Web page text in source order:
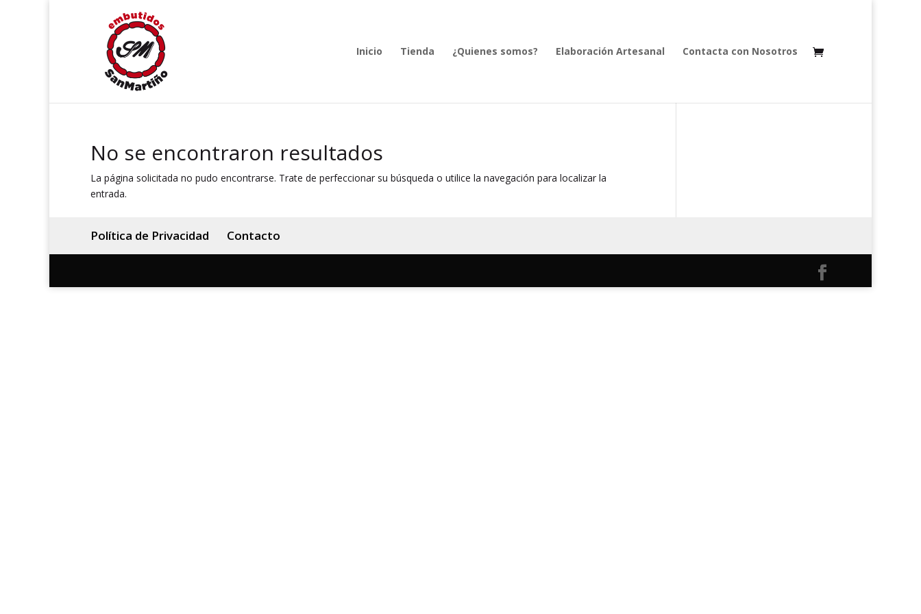
Inicio Tienda ¿Quienes somos? Elaboración Artesanal Contacta con Nosotros
No se encontraron resultados
La página solicitada no pudo encontrarse. Trate de perfeccionar su búsqueda o utilice la navegación para localizar la
entrada.
Política de Privacidad Contacto